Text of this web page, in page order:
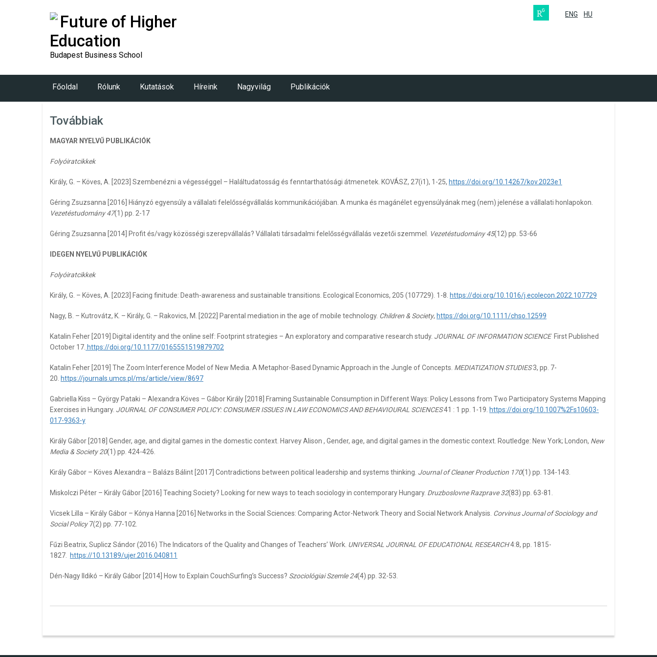
ENG HU
Future of Higher
Education
Budapest Business School
Főoldal Rólunk Kutatások Híreink Nagyvilág Publikációk
Továbbiak
MAGYAR NYELVŰ PUBLIKÁCIÓK
Folyóiratcikkek
Király, G. – Köves, A. [2023] Szembenézni a végességgel – Haláltudatosság és fenntarthatósági átmenetek. KOVÁSZ, 27(i1), 1-25, https://doi.org/10.14267/kov.2023e1
Géring Zsuzsanna [2016] Hiányzó egyensúly a vállalati felelősségvállalás kommunikációjában. A munka és magánélet egyensúlyának meg (nem) jelenése a vállalati honlapokon.
Vezetéstudomány 47(1) pp. 2-17
Géring Zsuzsanna [2014] Profit és/vagy közösségi szerepvállalás? Vállalati társadalmi felelősségvállalás vezetői szemmel. Vezetéstudomány 45(12) pp. 53-66
IDEGEN NYELVŰ PUBLIKÁCIÓK
Folyóiratcikkek
Király, G. – Köves, A. [2023] Facing finitude: Death-awareness and sustainable transitions. Ecological Economics, 205 (107729). 1-8. https://doi.org/10.1016/j.ecolecon.2022.107729
Nagy, B. – Kutrovátz, K. – Király, G. – Rakovics, M. [2022] Parental mediation in the age of mobile technology. Children & Society, https://doi.org/10.1111/chso.12599
Katalin Feher [2019] Digital identity and the online self: Footprint strategies – An exploratory and comparative research study. JOURNAL OF INFORMATION SCIENCEFirst Published
October 17. https://doi.org/10.1177/0165551519879702
Katalin Feher [2019] The Zoom Interference Model of New Media. A Metaphor-Based Dynamic Approach in the Jungle of Concepts. MEDIATIZATION STUDIES3, pp. 7-
20. https://journals.umcs.pl/ms/article/view/8697
Gabriella Kiss – György Pataki – Alexandra Köves – Gábor Király [2018] Framing Sustainable Consumption in Different Ways: Policy Lessons from Two Participatory Systems Mapping
Exercises in Hungary. JOURNAL OF CONSUMER POLICY: CONSUMER ISSUES IN LAW ECONOMICS AND BEHAVIOURAL SCIENCES41 : 1 pp. 1-19. https://doi.org/10.1007%2Fs10603-
017-9363-y
Király Gábor [2018] Gender, age, and digital games in the domestic context. Harvey Alison , Gender, age, and digital games in the domestic context. Routledge: New York; London, New
Media & Society 20(1) pp. 424-426.
Király Gábor – Köves Alexandra – Balázs Bálint [2017] Contradictions between political leadership and systems thinking. Journal of Cleaner Production 170(1) pp. 134-143.
Miskolczi Péter – Király Gábor [2016] Teaching Society? Looking for new ways to teach sociology in contemporary Hungary. Druzboslovne Razprave 32(83) pp. 63-81.
Vicsek Lilla – Király Gábor – Kónya Hanna [2016] Networks in the Social Sciences: Comparing Actor-Network Theory and Social Network Analysis. Corvinus Journal of Sociology and
Social Policy7(2) pp. 77-102.
Fűzi Beatrix, Suplicz Sándor (2016) The Indicators of the Quality and Changes of Teachers’ Work. UNIVERSAL JOURNAL OF EDUCATIONAL RESEARCH4:8, pp. 1815-
1827.
https://10.13189/ujer.2016.040811
Dén-Nagy Ildikó – Király Gábor [2014] How to Explain CouchSurfing’s Success? Szociológiai Szemle 24(4) pp. 32-53.